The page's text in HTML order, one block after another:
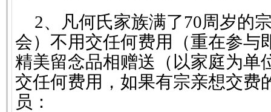
2、凡何氏家族满了70周岁的
会）不用交任何费用（重在参与
精美留念品相赠送（以家庭为单
交任何费用，如果有宗亲想交费
员：